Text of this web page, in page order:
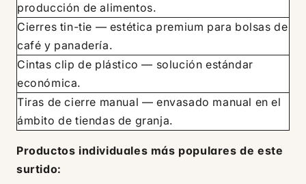
producción de alimentos.
Cierres tin-tie — estética premium para bolsas de
café y panadería.
Cintas clip de plástico — solución estándar
económica.
Tiras de cierre manual — envasado manual en el
ámbito de tiendas de granja.
Productos individuales más populares de este
surtido: